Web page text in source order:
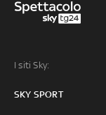
I siti Sky:
SKY SPORT